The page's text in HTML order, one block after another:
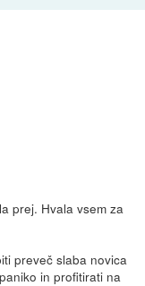
prej. Hvala vsem za
preveč slaba novica
in profitirati na